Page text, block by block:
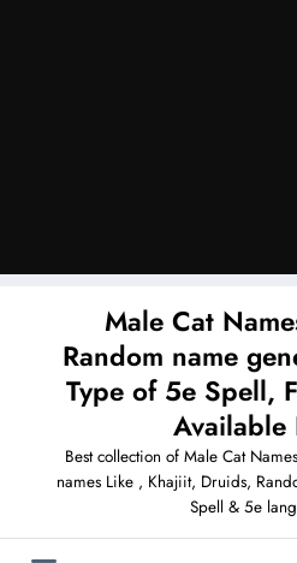
Male Cat
Random name
Type of 5e Spell,
Available
Best collection of Male Cat
names Like , Khajiit, Druids,
Spell & 5e